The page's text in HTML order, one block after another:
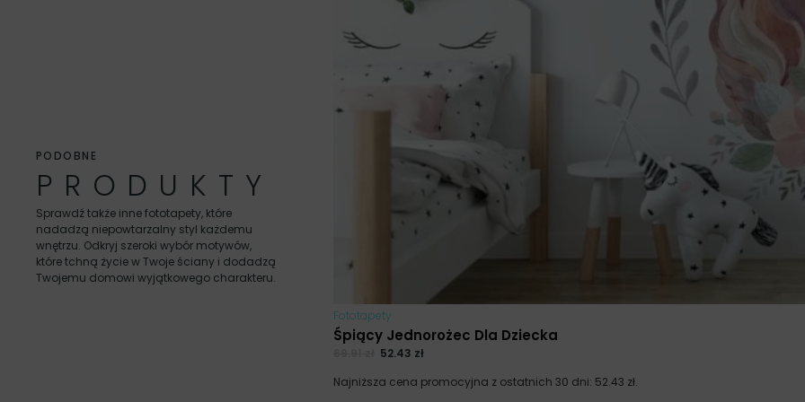
0.7 m², 100 x 70 cm, Bryty: 1 x 100 cm
Kreator kadrowania ukazuje tylko proponowaną ilość brytów. Jeśli potrzebujesz
konkretną szerokość brytu to zapisz taką informację w uwagach dla sprzedającego.
Jeśli szerokość, którą potrzebujesz nie będzie dostępna to wydrukujemy fototapetę w
mniejszych brytach
PODOBNE
PRODUKTY
Sprawdź także inne fototapety, które
nadadzą niepowtarzalny styl każdemu
wnętrzu. Odkryj szeroki wybór motywów,
które tchną życie w Twoje ściany i dodadzą
Twojemu domowi wyjątkowego charakteru.
Fototapety
Śpiący Jednorożec Dla Dziecka
52.43 zł
Najniższa cena promocyjna z ostatnich 30 dni: 52.43 zł.